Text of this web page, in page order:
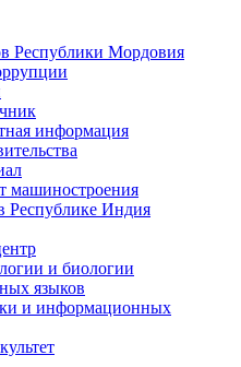
Республики Мордовия
информация
машиностроения
Республике Индия
и биологии
языков
и информационных